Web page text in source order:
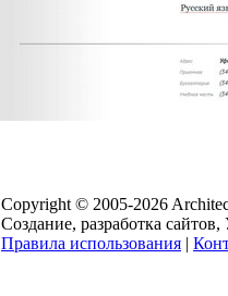
Copyright © 2005-2026
Создание, разработка сайтов,
Правила использования |